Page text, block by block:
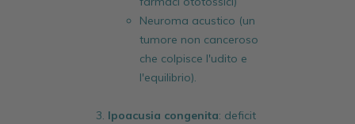
Neuroma acustico (un
tumore non canceroso
che colpisce l'udito e
l'equilibrio).
Ipoacusia congenita: deficit